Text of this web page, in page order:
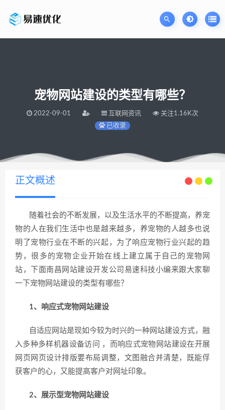
宠物网站建设的类型有哪些？
2022-09-01 互联网资讯
关注1.16K次
已收录
当前位置： 易速网站优化公司 >宠物网站建设的类型有哪些？
正文概述
随着社会的不断发展，以及生活水平的不断提高，养宠
物的人在我们生活中也是越来越多，养宠物的人越多也说
明了宠物行业在不断的兴起，为了响应宠物行业兴起的趋
势，很多的宠物企业开始在线上建立属于自己的宠物网
站，下面南昌网站建设开发公司易速科技小编来跟大家聊
一下宠物网站建设的类型有哪些？
1、响应式宠物网站建设
自适应网站是现如今较为时兴的一种网站建设方式，融
入多种多样机器设备访问 ，而响应式宠物网站建设在开展
网页网页设计排版要布局调整，文图融合并清楚，既能俘
获客户的心，又能提高客户对网址印象。
2、展示型宠物网站建设